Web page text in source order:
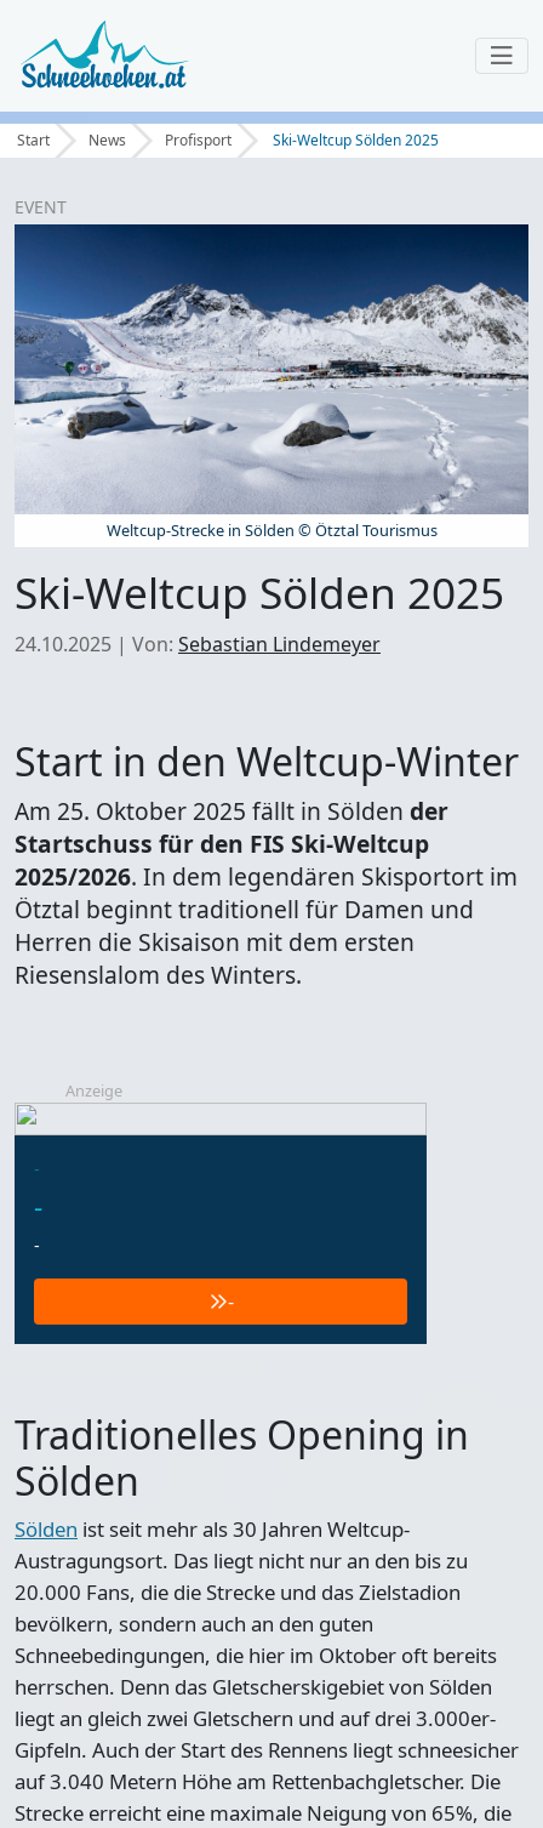
Start News Profisport Ski-Weltcup Sölden 2025
EVENT
Weltcup-Strecke in Sölden © Ötztal Tourismus
Ski-Weltcup Sölden 2025
24.10.2025 | Von: Sebastian Lindemeyer
Start in den Weltcup-Winter
Am 25. Oktober 2025 fällt in Sölden der
Startschuss für den FIS Ski-Weltcup
2025/2026. In dem legendären Skisportort im
Ötztal beginnt traditionell für Damen und
Herren die Skisaison mit dem ersten
Riesenslalom des Winters.
Anzeige
-
-
-
-
Traditionelles Opening in
Sölden
Sölden ist seit mehr als 30 Jahren Weltcup-
Austragungsort. Das liegt nicht nur an den bis zu
20.000 Fans, die die Strecke und das Zielstadion
bevölkern, sondern auch an den guten
Schneebedingungen, die hier im Oktober oft bereits
herrschen. Denn das Gletscherskigebiet von Sölden
liegt an gleich zwei Gletschern und auf drei 3.000er-
Gipfeln. Auch der Start des Rennens liegt schneesicher
auf 3.040 Metern Höhe am Rettenbachgletscher. Die
Strecke erreicht eine maximale Neigung von 65%, die